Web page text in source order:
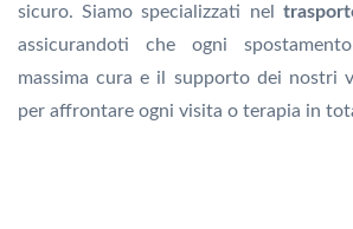
sicuro. Siamo specializzati nel
assicurandoti che ogni
massima cura e il supporto dei nostri
per affrontare ogni visita o terapia in